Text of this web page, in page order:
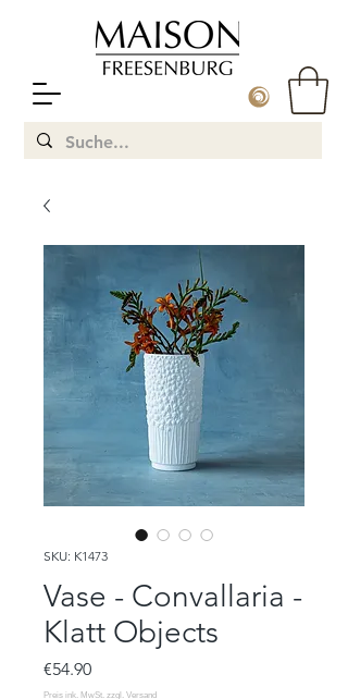
SKU: K1473
Vase - Convallaria -
Klatt Objects
€54.90Price